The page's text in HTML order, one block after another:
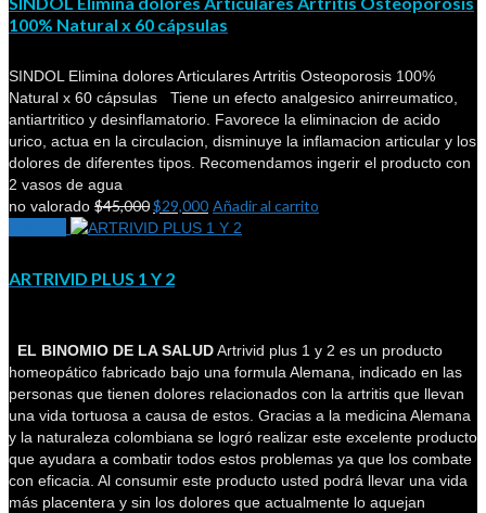
100% Natural x 60 cápsulas
SINDOL Elimina dolores Articulares Artritis Osteoporosis 100%
Natural x 60 cápsulas Tiene un efecto analgesico anirreumatico,
antiartritico y desinflamatorio. Favorece la eliminacion de acido
urico, actua en la circulacion, disminuye la inflamacion articular y los
dolores de diferentes tipos. Recomendamos ingerir el producto con
2 vasos de agua
no valorado $45,000$29,000 Añadir al carrito
ARTRIVID PLUS 1 Y 2
EL BINOMIO DE LA SALUDArtrivid plus 1 y 2 es un producto
homeopático fabricado bajo una formula Alemana, indicado en las
personas que tienen dolores relacionados con la artritis que llevan
una vida tortuosa a causa de estos. Gracias a la medicina Alemana
y la naturaleza colombiana se logró realizar este excelente producto
que ayudara a combatir todos estos problemas ya que los combate
con eficacia. Al consumir este producto usted podrá llevar una vida
más placentera y sin los dolores que actualmente lo aquejan